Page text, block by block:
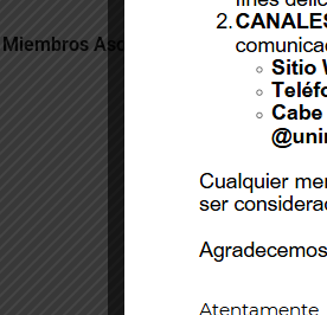
Miembros Asociados